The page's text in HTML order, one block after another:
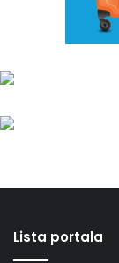
Lista portala